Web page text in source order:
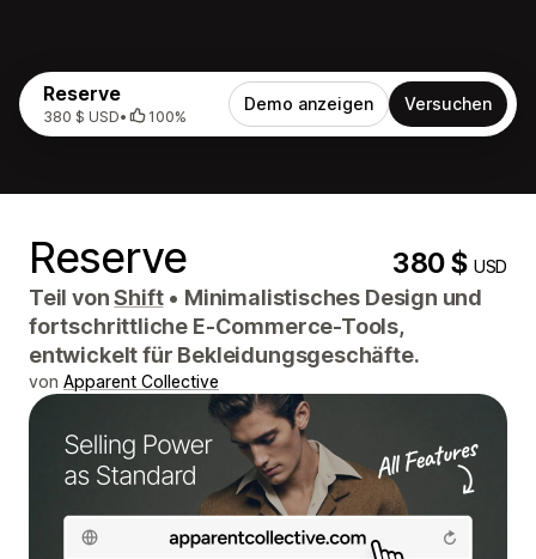
Reserve
380 $ USD• 100%
Demo anzeigen Versuchen
Reserve 380 $USD
Teil vonShift • Minimalistisches Design und
fortschrittliche E-Commerce-Tools,
entwickelt für Bekleidungsgeschäfte.
von Apparent Collective